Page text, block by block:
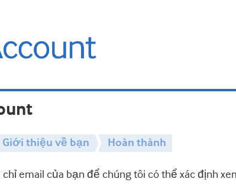
Giới thiệu về bạn Hoàn thành
chỉ email của bạn để chúng tôi có thể xác định